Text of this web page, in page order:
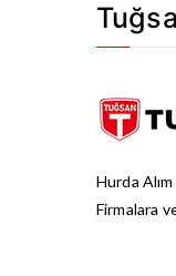
Hurda
Firmalara